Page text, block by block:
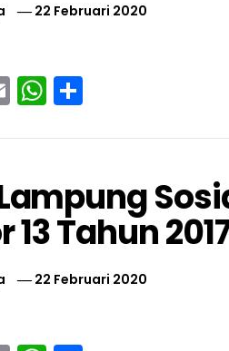
22 Februari 2020
EmailWhatsApp
Lampung
13 Tahun
22 Februari 2020